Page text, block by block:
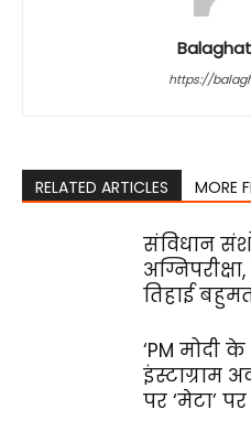
https://
RELATED ARTICLES MORE
संविधान
तिहाई
‘PM मोदी
इंस्टाग्राम
पर ‘मेटा’